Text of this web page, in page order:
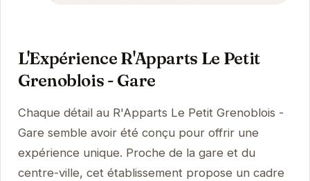
L'Expérience R'Apparts Le Petit
Grenoblois - Gare
Chaque détail au R'Apparts Le Petit Grenoblois -
Gare semble avoir été conçu pour offrir une
expérience unique. Proche de la gare et du
centre-ville, cet établissement propose un cadre